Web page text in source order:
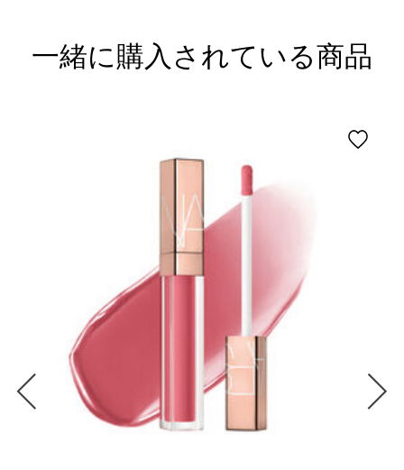
一緒に購入されている商品